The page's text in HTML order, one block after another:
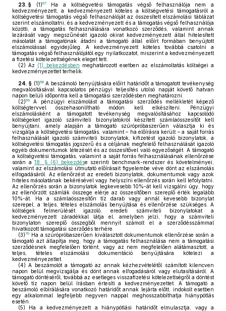
23. § (1)67Ha a költségvetési támogatás végső felhasználója nem a
kedvezményezett, a kedvezményezett köteles a költségvetési támogatásról a
költségvetési támogatás végső felhasználóját az összesített elszámolási táblázat
szerint elszámoltatni, és a kedvezményezett és a támogatás végső felhasználója
közötti, a támogatás felhasználására vonatkozó szerződés, valamint annak
lezárását vagy megszűnését igazoló okirat kedvezményezett által hitelesített
másolatát a támogatónak átadni a támogató által előírt formában benyújtott
elszámolással egyidejűleg. A kedvezményezett köteles továbbá csatolni a
támogatás végső felhasználójától egy nyilatkozatot, miszerint a kedvezményezett
a fizetési kötelezettségének eleget tett.
(2) Az (1) bekezdésben meghatározott esetben az elszámoltatás költségei a
kedvezményezettet terhelik.
24. § (1)68A beszámoló benyújtására előírt határidőt a támogatott tevékenység
megvalósításával kapcsolatos pénzügyi teljesítés utolsó napját követő hatvan
napon belüli időpontra kell a támogatási szerződésben meghatározni.
(2)69
A pénzügyi elszámolást a támogatási szerződés mellékletét képező
költségtervvel összehasonlítható módon kell elkészíteni. Pénzügyi
elszámolásként a támogatott tevékenység megvalósításához kapcsolódó
költségeket igazoló számviteli bizonylatokról készített számlaösszesítőt kell
benyújtani, amely alapján a támogató szúrópróbaszerűen választja ki és
vizsgálja a költségvetési támogatás, valamint – ha előírásra került – a saját forrás
felhasználását igazoló számviteli bizonylatok, kifizetést igazoló bizonylatok, a
költségvetési támogatás jogszerű és a céljának megfelelő felhasználását igazoló
egyéb dokumentumok létezését és az összesítővel való egyezőségét. A támogató
a költségvetési támogatás, valamint a saját forrás felhasználásának ellenőrzése
során a18. § (6) bekezdése szerinti benchmark-rendszer és követelményei,
valamint az elszámolási útmutató előírásait figyelembe véve dönt az elszámolás
elfogadásáról. Az ellenőrzést az eredeti bizonylatok, dokumentumok vagy azok
hiteles másolatának bekérésével vagy helyszíni ellenőrzés során kell lefolytatni.
Az ellenőrzés során a bizonylatok legkevesebb 10%-át kell vizsgálni úgy, hogy
az ellenőrzött számlák összege elérje az összesítőben szereplő érték legalább
10%-át. Ha a számlaösszesítőn tíz darab vagy annál kevesebb bizonylat
szerepel, a teljes, tételes elszámolás benyújtása és ellenőrzése szükséges. A
költségek felmerülését igazoló, eredeti számviteli bizonylatokat a
kedvezményezett záradékkal látja el, amelyben jelzi, hogy a számviteli
bizonylaton szereplő összegből mennyit számolt el a szerződésszámmal
hivatkozott támogatási szerződés terhére.
(3)70 Ha a szúrópróbaszerűen kiválasztott dokumentumok ellenőrzése során a
támogató azt állapítja meg, hogy a támogatás felhasználása nem a támogatási
szerződésnek megfelelően történt, vagy az nem megfelelően alátámasztott, a
teljes, tételes elszámolási dokumentáció benyújtására kötelezi a
kedvezményezettet.
(4) A beszámolót a támogató az annak kézhezvételétől számított kilencven
napon belül megvizsgálja és dönt annak elfogadásáról vagy elutasításáról. A
támogató döntéséről, továbbá az esetleges visszafizetési kötelezettségről a döntést
követő tíz napon belül írásban értesíti a kedvezményezettet. A támogató a
beszámoló elbírálására vonatkozó határidőt annak lejárta előtt, indokolt esetben
egy alkalommal legfeljebb negyven nappal meghosszabbíthatja hiánypótlás
esetén.
(5) Ha a kedvezményezett a hiánypótlási határidőt elmulasztja, vagy a